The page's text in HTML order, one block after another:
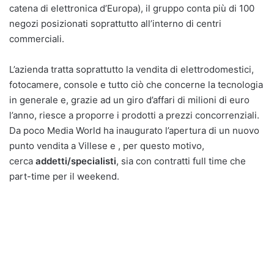
catena di elettronica d’Europa), il gruppo conta più di 100
negozi posizionati soprattutto all’interno di centri
commerciali.
L’azienda tratta soprattutto la vendita di elettrodomestici,
fotocamere, console e tutto ciò che concerne la tecnologia
in generale e, grazie ad un giro d’affari di milioni di euro
l’anno, riesce a proporre i prodotti a prezzi concorrenziali.
Da poco Media World ha inaugurato l’apertura di un nuovo
punto vendita a Villese e , per questo motivo,
cerca addetti/specialisti, sia con contratti full time che
part-time per il weekend.